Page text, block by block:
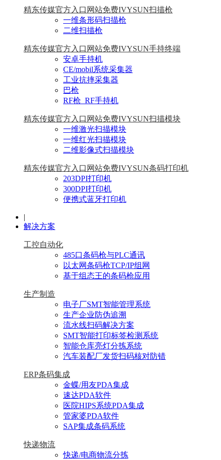
精东传媒官方入口网站免费IVYSUN扫描枪
一维条形码扫描枪
二维扫描枪
精东传媒官方入口网站免费IVYSUN手持终端
安卓手持机
CE/mobil系统采集器
工业抗摔采集器
巴枪
RF枪_RF手持机
精东传媒官方入口网站免费IVYSUN扫描模块
一维激光扫描模块
一维红光扫描模块
二维影像式扫描模块
精东传媒官方入口网站免费IVYSUN条码打印机
203DPI打印机
300DPI打印机
便携式蓝牙打印机
|
解决方案
工控自动化
485口条码枪与PLC通讯
以太网条码枪TCP/IP组网
基于组态王的条码枪应用
生产制造
电子厂SMT智能管理系统
生产企业防伪追溯
流水线扫码解决方案
SMT智能打印标签检测系统
智能仓库亮灯分拣系统
汽车装配厂发货扫码核对防错
ERP条码集成
金蝶/用友PDA集成
速达PDA软件
医院HIPS系统PDA集成
管家婆PDA软件
SAP集成条码系统
快递物流
快递/电商物流分拣